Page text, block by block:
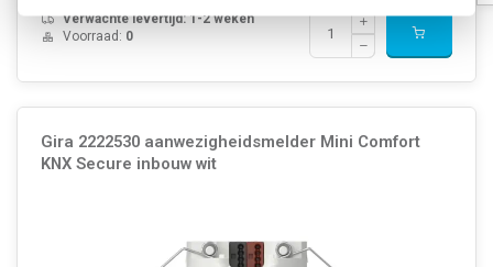
Verwachte levertijd: 1-2 weken
Voorraad: 0
Gira 2222530 aanwezigheidsmelder Mini Comfort
KNX Secure inbouw wit